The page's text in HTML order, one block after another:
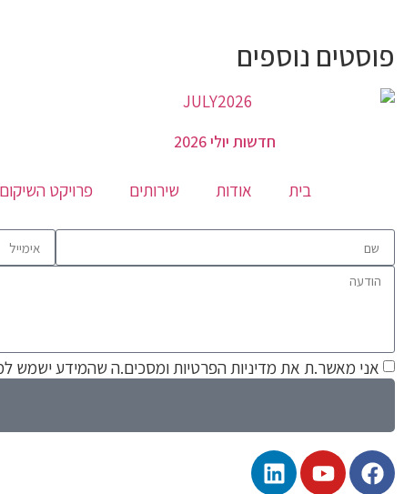
פוסטים נוספים
חדשות יולי 2026
בית אודות שירותים פרויקט
אני מאשר.ת את מדיניות הפרטיות ומסכים.ה שהמידע ישמש